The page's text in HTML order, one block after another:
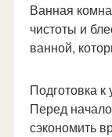
Ванная
чистоты и
ванной,
Подготовка к
Перед
сэкономить